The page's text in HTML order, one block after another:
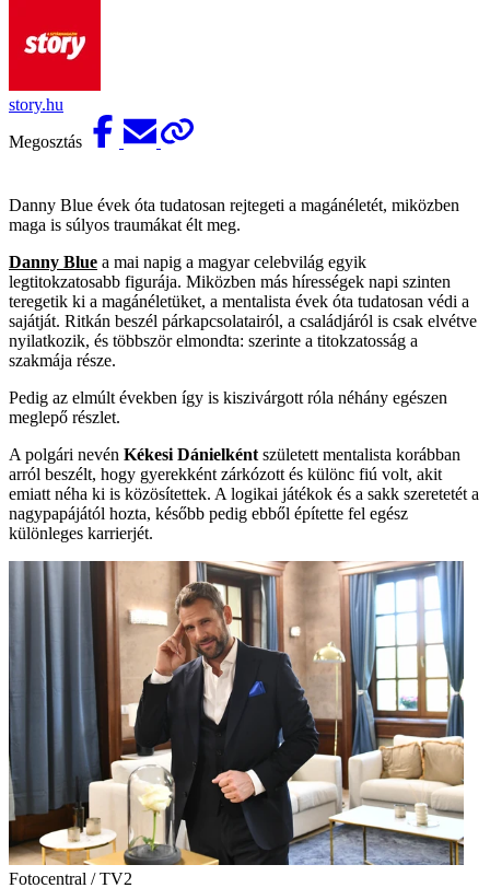
story.hu
Megosztás
Danny Blue évek óta tudatosan rejtegeti a magánéletét, miközben
maga is súlyos traumákat élt meg.
Danny Blue a mai napig a magyar celebvilág egyik
legtitokzatosabb figurája. Miközben más hírességek napi szinten
teregetik ki a magánéletüket, a mentalista évek óta tudatosan védi a
sajátját. Ritkán beszél párkapcsolatairól, a családjáról is csak elvétve
nyilatkozik, és többször elmondta: szerinte a titokzatosság a
szakmája része.
Pedig az elmúlt években így is kiszivárgott róla néhány egészen
meglepő részlet.
A polgári nevén Kékesi Dánielként született mentalista korábban
arról beszélt, hogy gyerekként zárkózott és különc fiú volt, akit
emiatt néha ki is közösítettek. A logikai játékok és a sakk szeretetét a
nagypapájától hozta, később pedig ebből építette fel egész
különleges karrierjét.
Fotocentral / TV2